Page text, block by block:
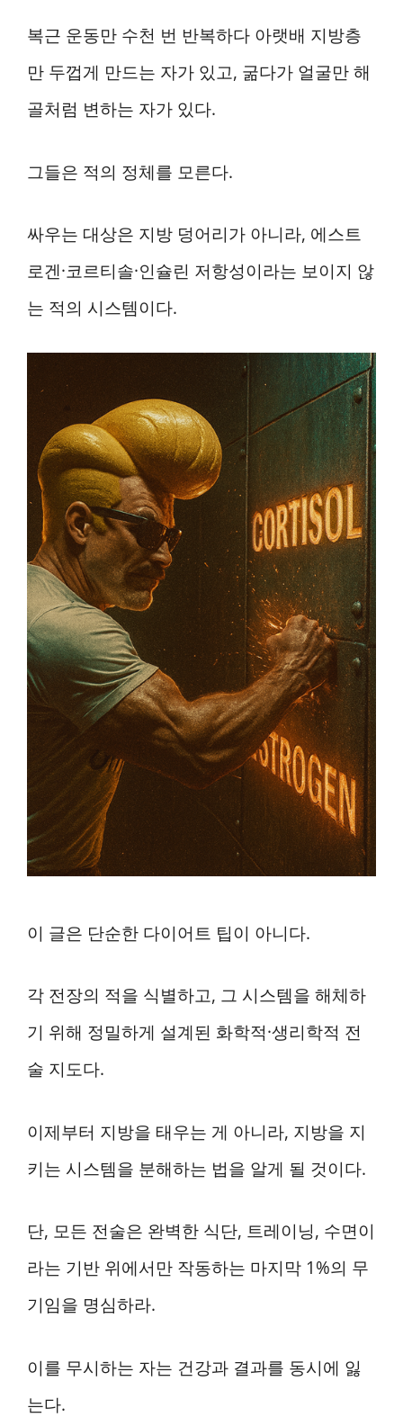
복근 운동만 수천 번 반복하다 아랫배 지방층
만 두껍게 만드는 자가 있고, 굶다가 얼굴만 해
골처럼 변하는 자가 있다.
그들은 적의 정체를 모른다.
싸우는 대상은 지방 덩어리가 아니라, 에스트
로겐·코르티솔·인슐린 저항성이라는 보이지 않
는 적의 시스템이다.
이 글은 단순한 다이어트 팁이 아니다.
각 전장의 적을 식별하고, 그 시스템을 해체하
기 위해 정밀하게 설계된 화학적·생리학적 전
술 지도다.
이제부터 지방을 태우는 게 아니라, 지방을 지
키는 시스템을 분해하는 법을 알게 될 것이다.
단, 모든 전술은 완벽한 식단, 트레이닝, 수면이
라는 기반 위에서만 작동하는 마지막 1%의 무
기임을 명심하라.
이를 무시하는 자는 건강과 결과를 동시에 잃
는다.